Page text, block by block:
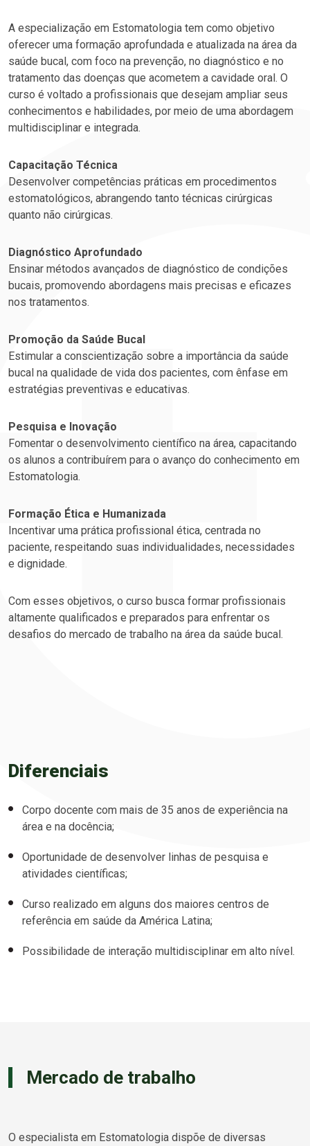
A especialização em Estomatologia tem como objetivo
oferecer uma formação aprofundada e atualizada na área da
saúde bucal, com foco na prevenção, no diagnóstico e no
tratamento das doenças que acometem a cavidade oral. O
curso é voltado a profissionais que desejam ampliar seus
conhecimentos e habilidades, por meio de uma abordagem
multidisciplinar e integrada.
Capacitação Técnica
Desenvolver competências práticas em procedimentos
estomatológicos, abrangendo tanto técnicas cirúrgicas
quanto não cirúrgicas.
Diagnóstico Aprofundado
Ensinar métodos avançados de diagnóstico de condições
bucais, promovendo abordagens mais precisas e eficazes
nos tratamentos.
Promoção da Saúde Bucal
Estimular a conscientização sobre a importância da saúde
bucal na qualidade de vida dos pacientes, com ênfase em
estratégias preventivas e educativas.
Pesquisa e Inovação
Fomentar o desenvolvimento científico na área, capacitando
os alunos a contribuírem para o avanço do conhecimento em
Estomatologia.
Formação Ética e Humanizada
Incentivar uma prática profissional ética, centrada no
paciente, respeitando suas individualidades, necessidades
e dignidade.
Com esses objetivos, o curso busca formar profissionais
altamente qualificados e preparados para enfrentar os
desafios do mercado de trabalho na área da saúde bucal.
Diferenciais
Corpo docente com mais de 35 anos de experiência na
área e na docência;
Oportunidade de desenvolver linhas de pesquisa e
atividades científicas;
Curso realizado em alguns dos maiores centros de
referência em saúde da América Latina;
Possibilidade de interação multidisciplinar em alto nível.
Mercado de trabalho
O especialista em Estomatologia dispõe de diversas